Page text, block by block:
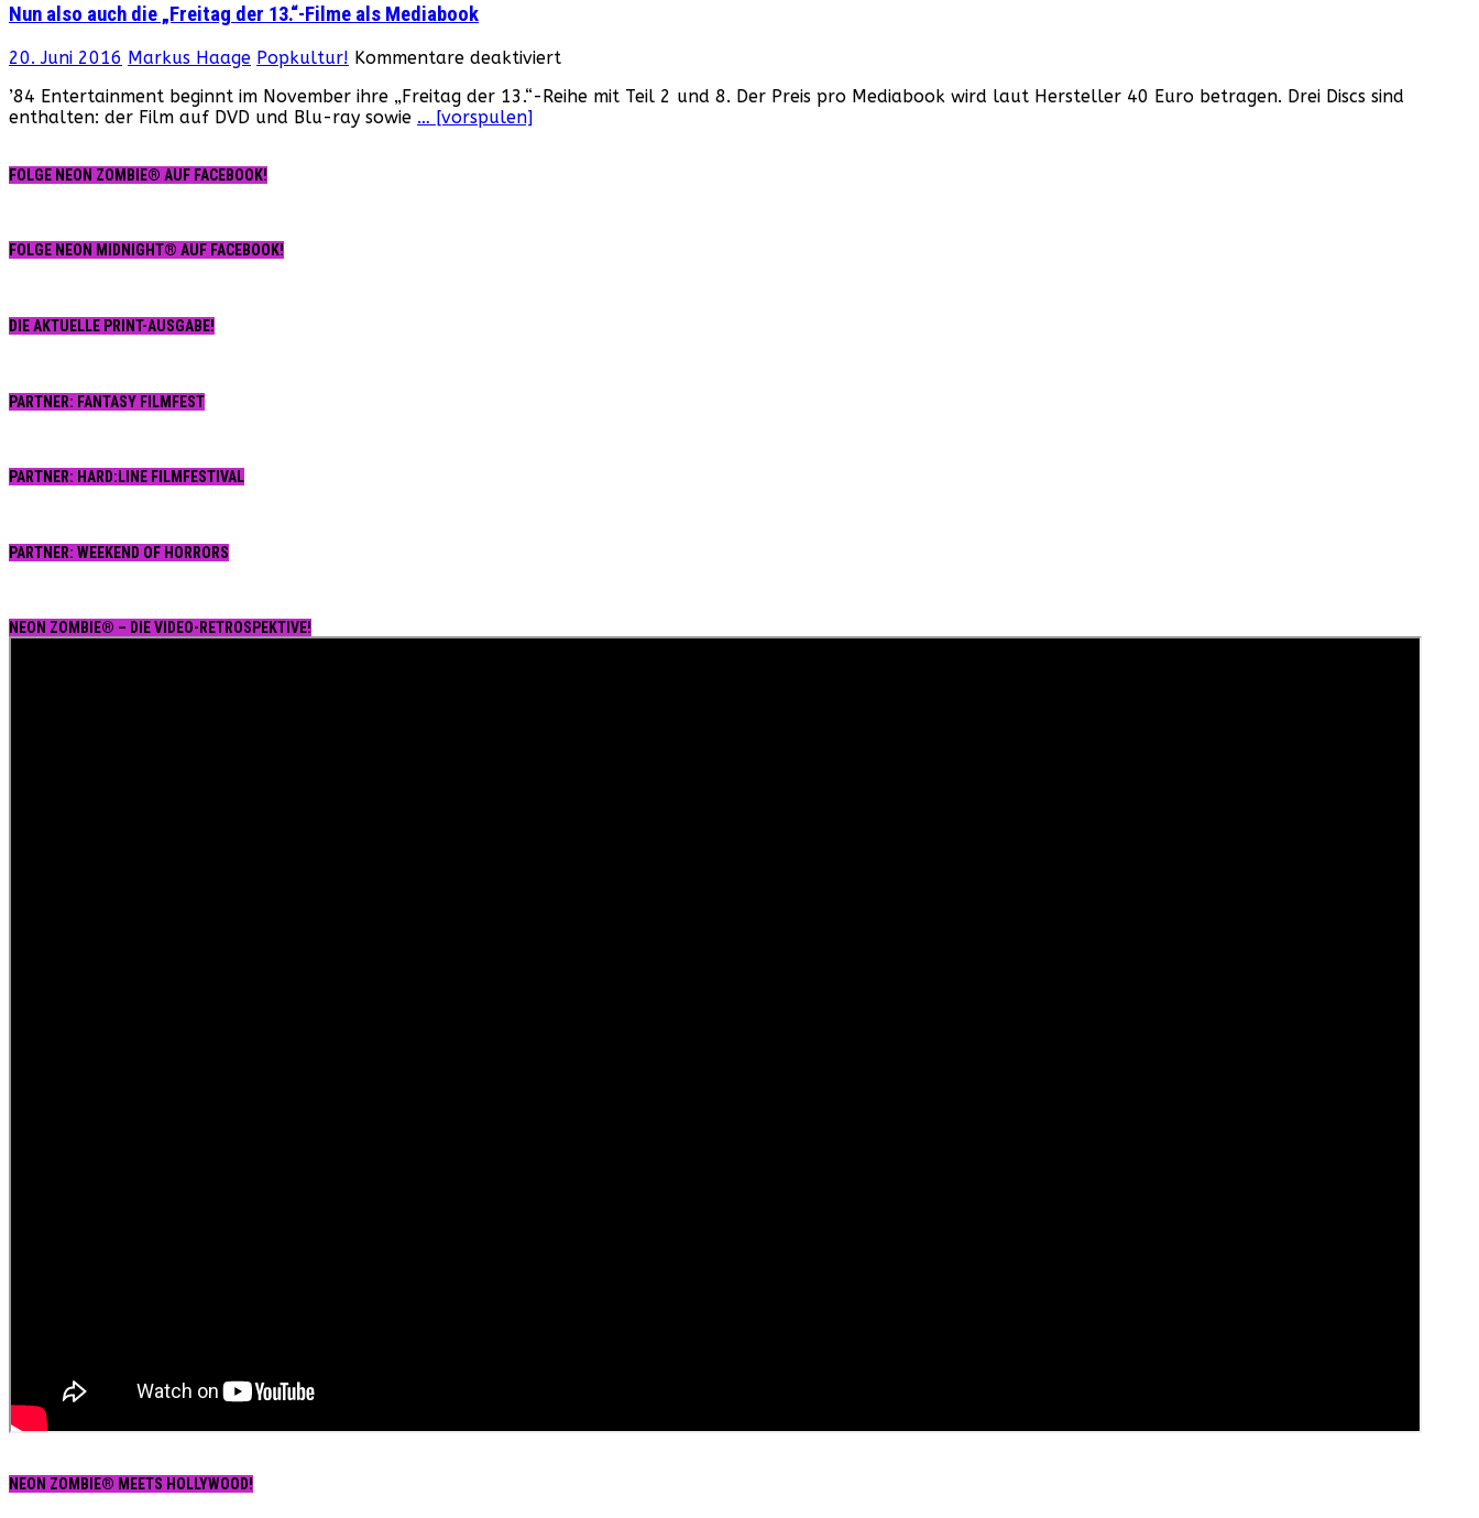
Nun also auch die „Freitag der 13.“-Filme als Mediabook
20. Juni 2016 Markus Haage Popkultur! Kommentare deaktiviertfür
also
’84 Entertainment beginnt im November ihre „Freitag der 13.“-Reihe mit Teil 2 und 8. Der Preis pro Mediabook wird laut Hersteller 40 Euro betragen. Drei Discs sind
enthalten: der Film auf DVD und Blu-ray sowie … [vorspulen]
FOLGE NEON ZOMBIE® AUF FACEBOOK!
FOLGE NEON MIDNIGHT® AUF FACEBOOK!
DIE AKTUELLE PRINT-AUSGABE!
PARTNER: FANTASY FILMFEST
PARTNER: HARD:LINE FILMFESTIVAL
PARTNER: WEEKEND OF HORRORS
NEON ZOMBIE® – DIE VIDEO-RETROSPEKTIVE!
NEON ZOMBIE® MEETS HOLLYWOOD!